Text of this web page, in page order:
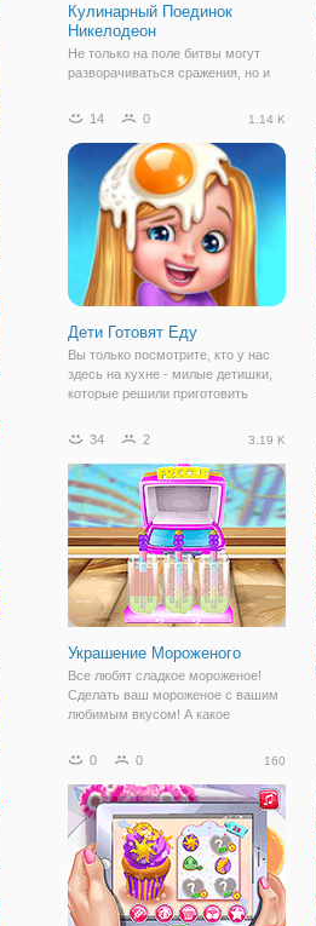
Кулинарный Поединок
Никелодеон
Не только на поле битвы могут
разворачиваться сражения, но и
онлайн игре "Кулинарный
увлекательная и красочная
аркада, представленная в
мультяшной графике, в
14 0 1.14 K
Дети Готовят Еду
Вы только посмотрите, кто у нас
здесь на кухне - милые детишки,
которые решили приготовить
поможем детям на кухне и
будет очень забавно, а вы еще
узнаете
34 2 3.19 K
Украшение Мороженого
Все любят сладкое мороженое!
Сделать ваш мороженое с вашим
любимым вкусом! А какое
сегодня? Многие ингредиенты для
забрать некоторые свежие
фрукты... в конце игры,
0 0 160